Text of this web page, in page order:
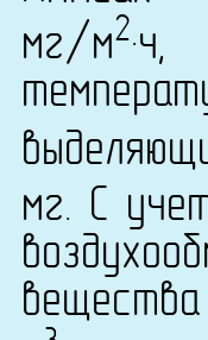
мг/м2·ч,
мг. С